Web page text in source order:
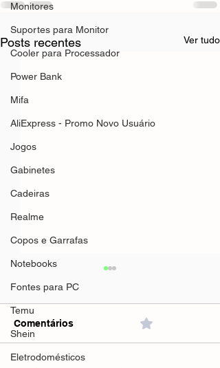
Monitores
Suportes para Monitor
Cooler para Processador
Power Bank
Mifa
AliExpress - Promo Novo Usuário
Jogos
Gabinetes
Cadeiras
Realme
Copos e Garrafas
Notebooks
Fontes para PC
Temu
Shein
Eletrodomésticos
Posts recentes Ver tudo
Comentários